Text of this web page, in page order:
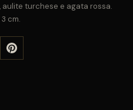
turchese e agata rossa.
cm.